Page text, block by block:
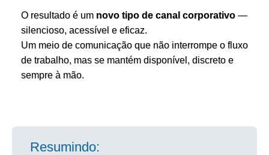
O resultado é um novo tipo de canal corporativo —
silencioso, acessível e eficaz.
Um meio de comunicação que não interrompe o fluxo
de trabalho, mas se mantém disponível, discreto e
sempre à mão.
Resumindo: